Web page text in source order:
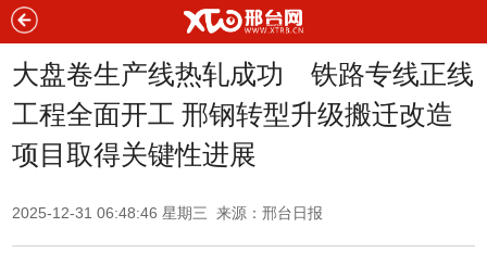
大盘卷生产线热轧成功 铁路专线正线
工程全面开工 邢钢转型升级搬迁改造
项目取得关键性进展
2025-12-31 06:48:46 星期三 来源：邢台日报